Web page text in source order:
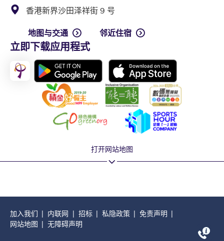
香港新界沙田泽祥街 9 号
地图与交通 邻近住宿
立即下载应用程式
打开网站地图
加入我们 内联网 招标 私隐政策
免责声明
网站地图
无障碍声明